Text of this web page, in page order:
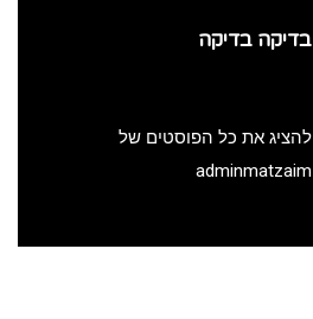
בדיקה בדיקה
להציג את כל הפוסטים של
adminmatzaim